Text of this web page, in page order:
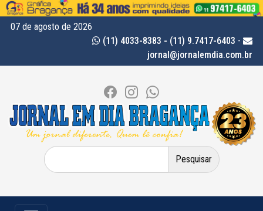
07 de agosto de 2026
(11) 4033-8383 - (11) 9.7417-6403 -
jornal@jornalemdia.com.br
Pesquisar
por: